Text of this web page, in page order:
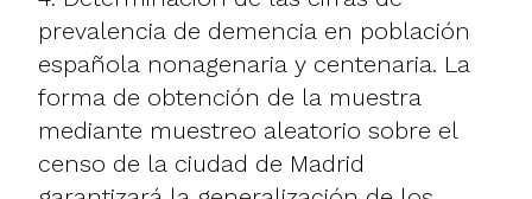
prevalencia de demencia en población
española nonagenaria y centenaria. La
forma de obtención de la muestra
mediante muestreo aleatorio sobre el
censo de la ciudad de Madrid